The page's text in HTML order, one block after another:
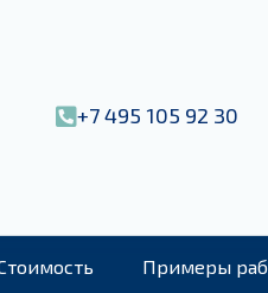
+7 495 105 92 30
Примеры